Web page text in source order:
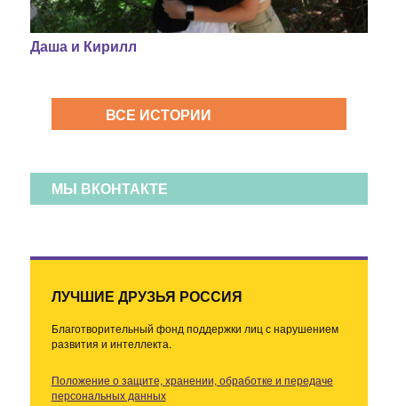
Даша и Кирилл
ВСЕ ИСТОРИИ
МЫ ВКОНТАКТЕ
ЛУЧШИЕ ДРУЗЬЯ РОССИЯ
Благотворительный фонд поддержки лиц с нарушением
развития и интеллекта.
Положение о защите, хранении, обработке и передаче
персональных данных